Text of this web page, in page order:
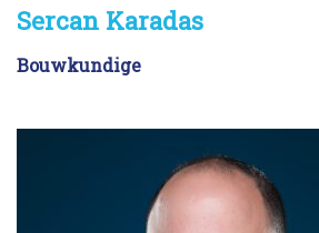
Sercan Karadas
Sercan Karadas
Bouwkundige